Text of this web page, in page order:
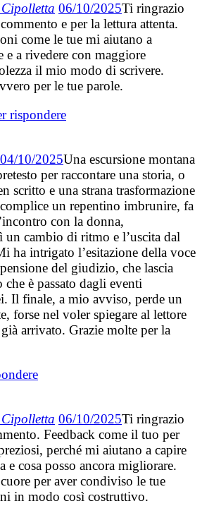
06/10/2025Ti ringrazio
e per la lettura attenta.
come le tue mi aiutano a
e a rivedere con maggiore
il mio modo di scrivere.
per le tue parole.
rispondere
04/10/2025Una escursione montana
per raccontare una storia, o
scritto e una strana trasformazione
un repentino imbrunire, fa
con la donna,
cambio di ritmo e l’uscita dal
ha intrigato l’esitazione della voce
del giudizio, che lascia
è passato dagli eventi
Il finale, a mio avviso, perde un
forse nel voler spiegare al lettore
arrivato. Grazie molte per la
06/10/2025Ti ringrazio
Feedback come il tuo per
perché mi aiutano a capire
e cosa posso ancora migliorare.
per aver condiviso le tue
in modo così costruttivo.